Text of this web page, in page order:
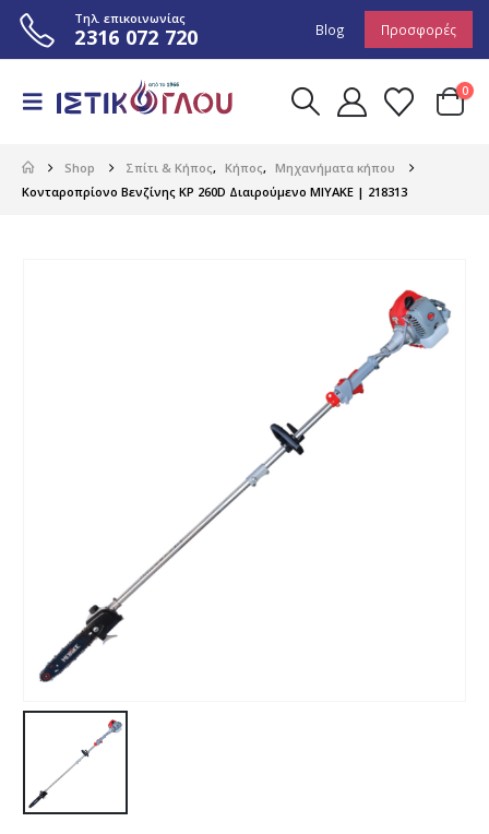
Τηλ. επικοινωνίας
2316 072 720 Blog Προσφορές
0
Shop Σπίτι & Κήπος, Κήπος, Μηχανήματα κήπου
Κονταροπρίονο Βενζίνης KP 260D Διαιρούμενο MIYAKE | 218313